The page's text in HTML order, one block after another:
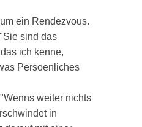
ein Rendezvous.
sind das
ich kenne,
Persoenliches
weiter nichts
in